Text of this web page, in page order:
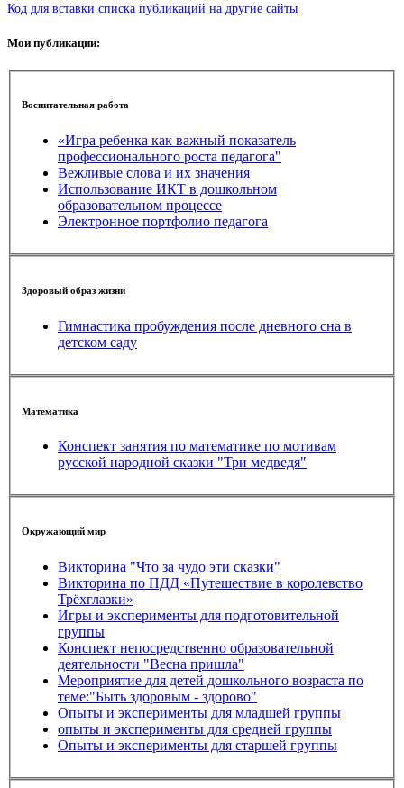
Код для вставки списка публикаций на другие сайты
Мои публикации:
Воспитательная работа
«Игра ребенка как важный показатель
профессионального роста педагога"
Вежливые слова и их значения
Использование ИКТ в дошкольном
образовательном процессе
Электронное портфолио педагога
Здоровый образ жизни
Гимнастика пробуждения после дневного сна в
детском саду
Математика
Конспект занятия по математике по мотивам
русской народной сказки "Три медведя"
Окружающий мир
Викторина "Что за чудо эти сказки"
Викторина по ПДД «Путешествие в королевство
Трёхглазки»
Игры и эксперименты для подготовительной
группы
Конспект непосредственно образовательной
деятельности "Весна пришла"
Мероприятие для детей дошкольного возраста по
теме:"Быть здоровым - здорово"
Опыты и эксперименты для младшей группы
опыты и эксперименты для средней группы
Опыты и эксперименты для старшей группы